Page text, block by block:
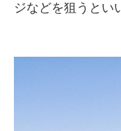
ジなどを狙うとい